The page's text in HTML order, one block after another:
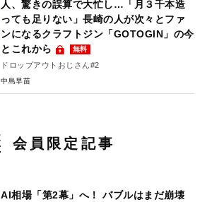
人、驚きの誤算で大忙し…「月３千本造
っても足りない」長崎の人が次々とファ
ンになるクラフトジン「GOTOGIN」の今
とこれから
無料
ドロップアウトおじさん#2
中島早苗
会員限定記事
AI相場「第2幕」へ！ バブルはまだ崩壊